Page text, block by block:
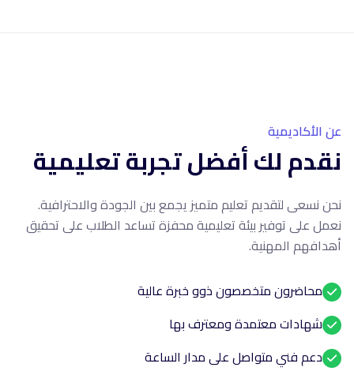
عن الأكاديمية
نقدم لك أفضل تجربة تعليمية
نحن نسعى لتقديم تعليم متميز يجمع بين الجودة والاحترافية.
نعمل على توفير بيئة تعليمية محفزة تساعد الطلاب على تحقيق
أهدافهم المهنية.
محاضرون متخصصون ذوو خبرة عالية
شهادات معتمدة ومعترف بها
دعم فني متواصل على مدار الساعة